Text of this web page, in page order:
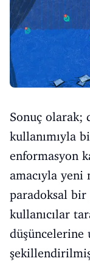
Sonuç olarak;
kullanımıyla
enformasyon
amacıyla
paradoksal bir
kullanıcılar
düşüncelerine